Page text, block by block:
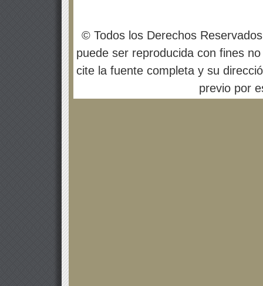
© Todos los Derechos
puede ser reproducida con fines
cite la fuente completa y su
previo por